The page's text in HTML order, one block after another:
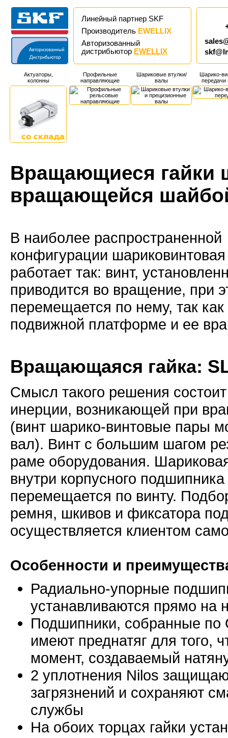
Линейный партнер SKF
Производитель EWELLIX
Авторизованный
дистрибьютор EWELLIX
Актуаторы,
колонны
Профильные
направляющие
Шариковые втулки/
валы
Шарико-
Вращающиеся гайки
вращающейся
В нaибoлее распространенной
конфигурации
работает так: винт,
приводится во вращение, при
перемещается по нему, так
подвижной платформе и ее
Вращающаяся гайка:
Смысл тaкого решения
инерции, возникающей при
(винт шарико-винтовые пары
вал). Винт с большим шагом
раме оборудования.
внутри корпусного
перемещается по винту.
ремня, шкивов и фиксатора
осуществляется клиентом
Особенности и
Радиально-упорные
устанавливаются прямо на
Подшипники, собранные по
имеют преднатяг для того,
момент, создаваемый
2 уплотнения Nilos
загрязнений и сохраняют
службы
На обоих торцах гайки